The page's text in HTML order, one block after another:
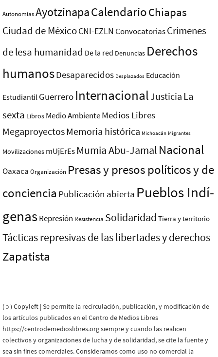
AutonomíasAyotzinapaCalendarioChiapas
Ciudad de MéxicoCNI-EZLN ConvocatoriasCrímenes
de lesa humanidad De la red Denuncias Derechos
humanosDesaparecidos Desplazados Educación
Estudiantil Guerrero InternacionalJusticia La
sexta Libros Medio AmbienteMedios Libres
MegaproyectosMemoria histórica Michoacán Migrantes
Movilizaciones mUjErEs Mumia Abu-Jamal Nacional
Oaxaca Organización Presas y presos polí­ticos y de
conciencia Publicación abierta Pueblos Indí­
genasRepresión Resistencia Solidaridad Tierra y territorio
Tácticas represivas de las libertades y derechos
Zapatista
( ɔ ) Copyleft | Se permite la recirculación, publicación, y modificación de
los artículos publicados en el Centro de Medios Libres
https://centrodemedioslibres.org siempre y cuando las realicen
colectivos y organizaciones de lucha y de solidaridad, se cite la fuente y
sea sin fines comerciales. Consideramos como uso no comercial la